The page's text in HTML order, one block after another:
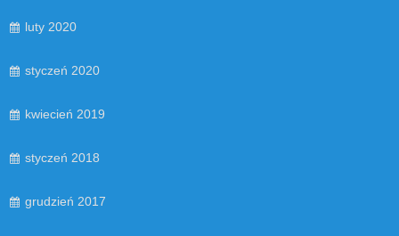
luty 2020
styczeń 2020
kwiecień 2019
styczeń 2018
grudzień 2017